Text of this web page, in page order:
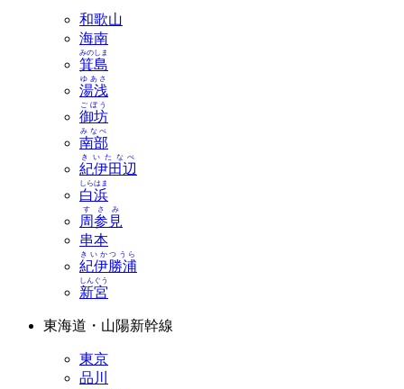
和歌山
海南
箕島
みのしま
湯浅
ゆあさ
御坊
ごぼう
南部
みなべ
紀伊田辺
きいたなべ
白浜
しらはま
周参見
すさみ
串本
紀伊勝浦
きいかつうら
新宮
しんぐう
東海道・山陽新幹線
東京
品川